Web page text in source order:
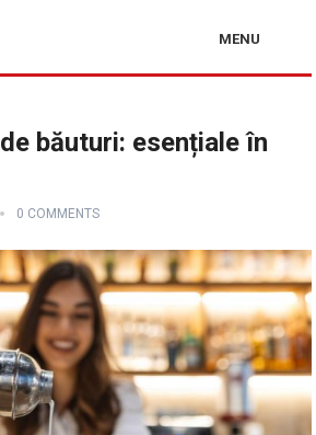
MENU
băuturi: esențiale în
0 COMMENTS